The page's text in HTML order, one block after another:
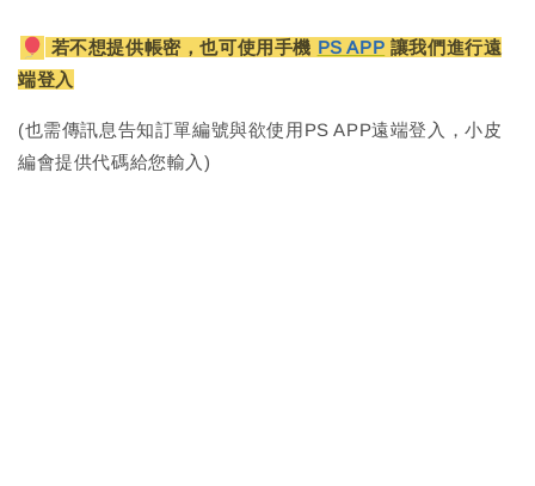
若不想提供帳密，也可使用手機 PS APP 讓我們進行遠
端登入
(也需傳訊息告知訂單編號與欲使用PS APP遠端登入，小皮
編會提供代碼給您輸入)